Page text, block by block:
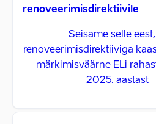
renoveerimisdirektiivile
Seisame selle
renoveerimisdirektiiviga
märkimisväärne ELi
2025. aastast